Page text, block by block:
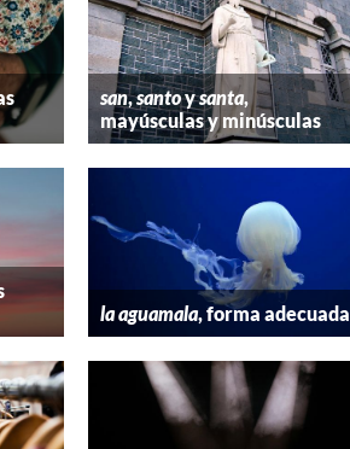
san,santoysanta,
mayúsculas y minúsculas
la aguamala, forma adecuada